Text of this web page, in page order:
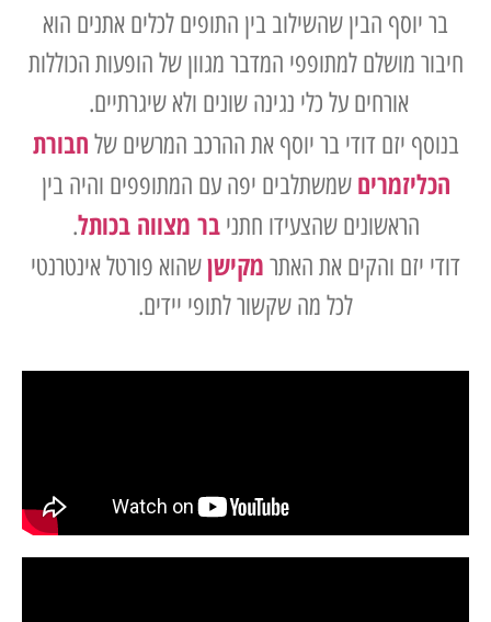
בר יוסף הבין שהשילוב בין התופים לכלים אתנים הוא
חיבור מושלם למתופפי המדבר מגוון של הופעות הכוללות
אורחים על כלי נגינה שונים ולא שיגרתיים.
בנוסף יזם דודי בר יוסף את ההרכב המרשים של חבורת
הכליזמרים שמשתלבים יפה עם המתופפים והיה בין
הראשונים שהצעידו חתניבר מצווה בכותל.
דודי יזם והקים את האתר מקישןשהוא פורטל אינטרנטי
לכל מה שקשור לתופי יידים.